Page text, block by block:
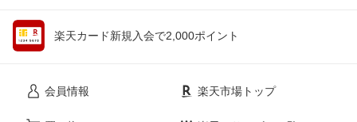
楽天カード新規入会で2,000ポイント
会員情報 楽天市場トップ